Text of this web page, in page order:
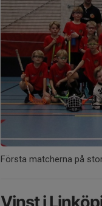
Första matcherna på